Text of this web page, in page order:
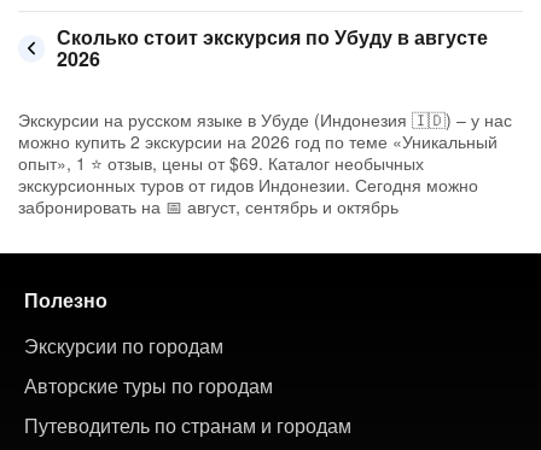
Сколько стоит экскурсия по Убуду в августе
2026
Экскурсии на русском языке в Убуде (Индонезия 🇮🇩) – у нас
можно купить 2 экскурсии на 2026 год по теме «Уникальный
опыт», 1 ⭐ отзыв, цены от $69. Каталог необычных
экскурсионных туров от гидов Индонезии. Сегодня можно
забронировать на 📅 август, сентябрь и октябрь
Полезно
Экскурсии по городам
Авторские туры по городам
Путеводитель по странам и городам